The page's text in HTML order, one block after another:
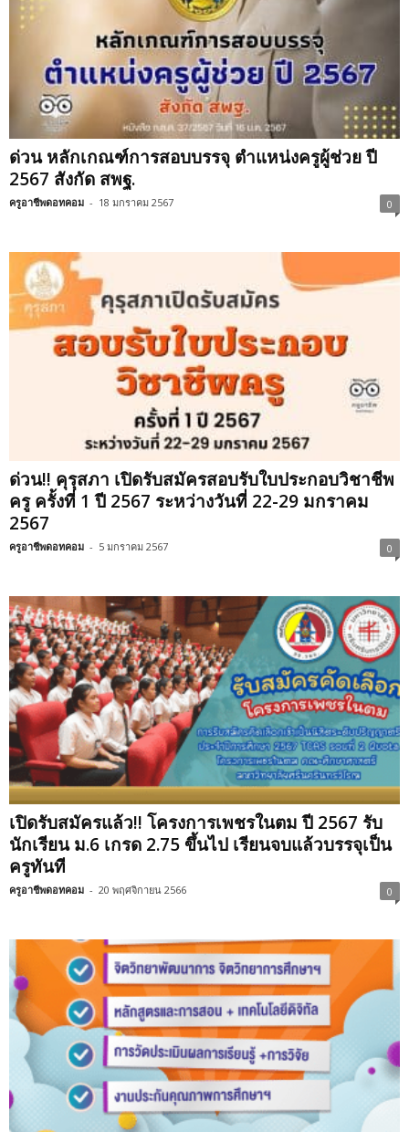
ด่วน หลักเกณฑ์การสอบบรรจุ ตำแหน่งครูผู้ช่วย ปี
2567 สังกัด สพฐ.
ครูอาชีพดอทคอม - 18 มกราคม 2567 0
ด่วน!! คุรุสภา เปิดรับสมัครสอบรับใบประกอบวิชาชีพ
ครู ครั้งที่ 1 ปี 2567 ระหว่างวันที่ 22-29 มกราคม
2567
ครูอาชีพดอทคอม - 5 มกราคม 2567 0
เปิดรับสมัครแล้ว!! โครงการเพชรในตม ปี 2567 รับ
นักเรียน ม.6 เกรด 2.75 ขึ้นไป เรียนจบแล้วบรรจุเป็น
ครูทันที
ครูอาชีพดอทคอม - 20 พฤศจิกายน 2566 0